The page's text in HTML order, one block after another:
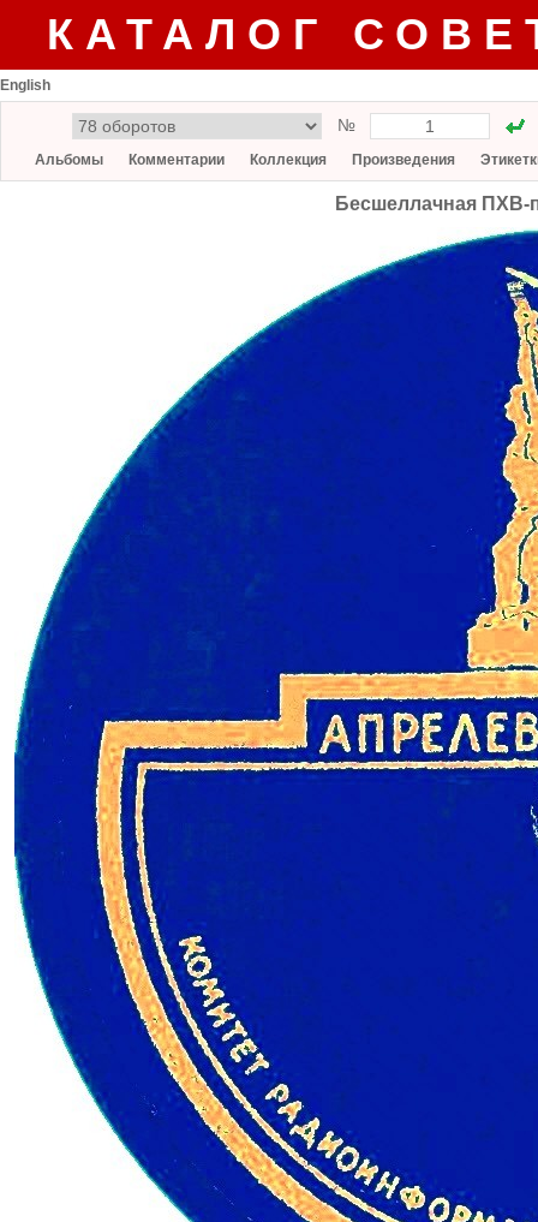
КАТАЛОГ
English
№
Альбомы Комментарии Коллекция Произведения
Бесшеллачная ПХВ-